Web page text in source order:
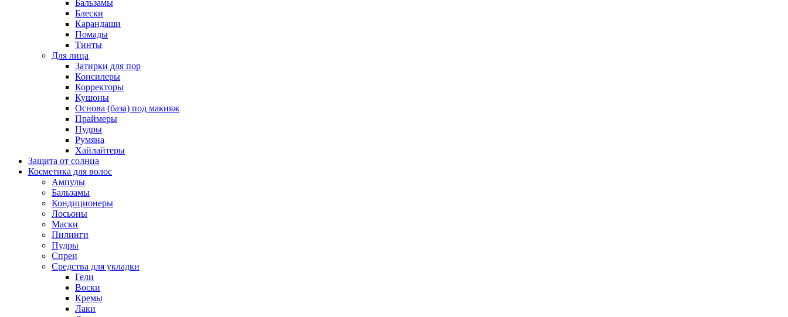
Бальзамы
Блески
Карандаши
Помады
Тинты
Для лица
Затирки для пор
Консилеры
Корректоры
Кушоны
Основа (база) под макияж
Праймеры
Пудры
Румяна
Хайлайтеры
Защита от солнца
Косметика для волос
Ампулы
Бальзамы
Кондиционеры
Лосьоны
Маски
Пилинги
Пудры
Спреи
Средства для укладки
Гели
Воски
Кремы
Лаки